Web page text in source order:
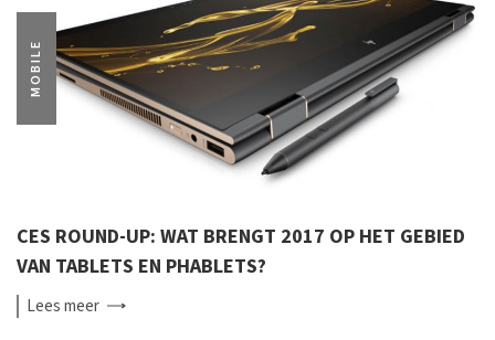
MOBILE
CES ROUND-UP: WAT BRENGT 2017 OP HET GEBIED
VAN TABLETS EN PHABLETS?
Leesmeer